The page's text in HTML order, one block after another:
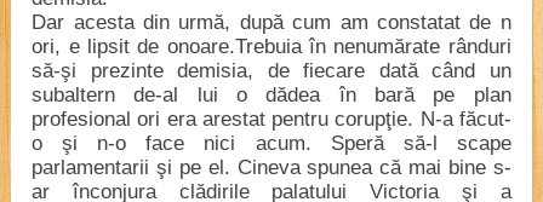
Dar acesta din urmă, după cum am constatat de n
ori, e lipsit de onoare.Trebuia în nenumărate rânduri
să-şi prezinte demisia, de fiecare dată când un
subaltern de-al lui o dădea în bară pe plan
profesional ori era arestat pentru corupţie. N-a făcut-
o şi n-o face nici acum. Speră să-l scape
parlamentarii şi pe el. Cineva spunea că mai bine s-
ar înconjura clădirile palatului Victoria şi a